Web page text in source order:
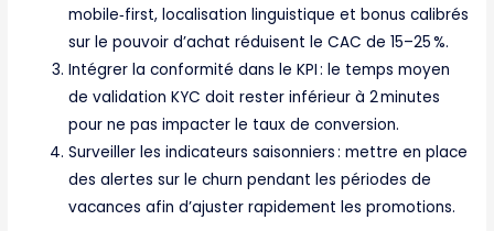
mobile‑first, localisation linguistique et bonus calibrés
sur le pouvoir d’achat réduisent le CAC de 15–25 %.
Intégrer la conformité dans le KPI : le temps moyen
de validation KYC doit rester inférieur à 2 minutes
pour ne pas impacter le taux de conversion.
Surveiller les indicateurs saisonniers : mettre en place
des alertes sur le churn pendant les périodes de
vacances afin d’ajuster rapidement les promotions.